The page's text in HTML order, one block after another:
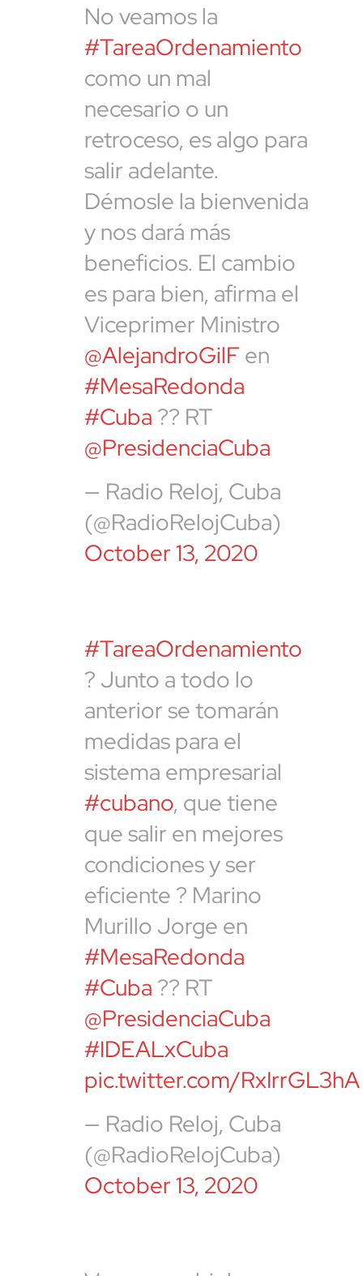
No veamos la
#TareaOrdenamiento
como un mal
necesario o un
retroceso, es algo para
salir adelante.
Démosle la bienvenida
y nos dará más
beneficios. El cambio
es para bien, afirma el
Viceprimer Ministro
@AlejandroGilFen
#MesaRedonda
#Cuba ?? RT
@PresidenciaCuba
— Radio Reloj, Cuba
(@RadioRelojCuba)
October 13, 2020
#TareaOrdenamiento
? Junto a todo lo
anterior se tomarán
medidas para el
sistema empresarial
#cubano, que tiene
que salir en mejores
condiciones y ser
eficiente ? Marino
Murillo Jorge en
#MesaRedonda
#Cuba ?? RT
@PresidenciaCuba
#IDEALxCuba
pic.twitter.com/RxIrrGL3hA
— Radio Reloj, Cuba
(@RadioRelojCuba)
October 13, 2020